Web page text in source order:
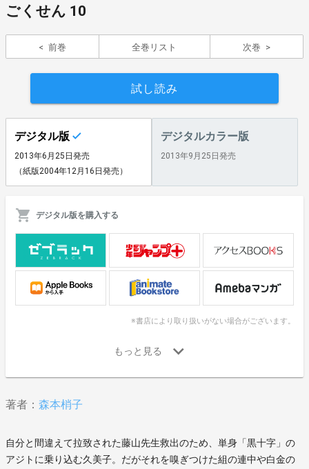
ごくせん 10
前巻 全巻リスト 次巻
試し読み
デジタル版
2013年6月25日発売
（紙版2004年12月16日発売）
デジタルカラー版
2013年9月25日発売
デジタル版を購入する
※書店により取り扱いがない場合がございます。
著者： 森本梢子
自分と間違えて拉致された藤山先生救出のため、単身「黒十字」の
アジトに乗り込む久美子。だがそれを嗅ぎつけた組の連中や白金の